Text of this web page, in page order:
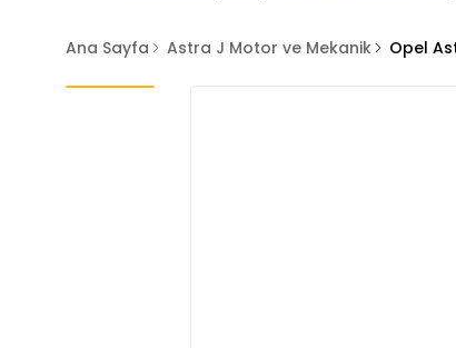
Ana Sayfa Astra J Motor ve Mekanik Opel